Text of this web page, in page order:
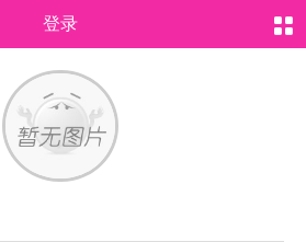
登录